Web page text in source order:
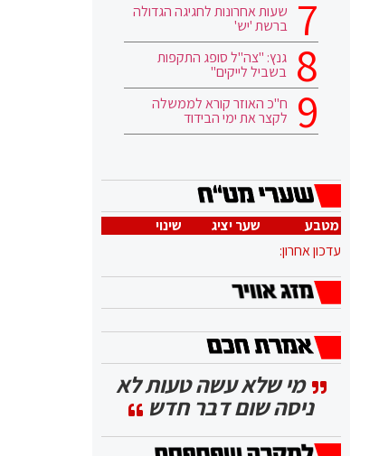
שעות אחרונות לחגיגה הגדולה
ברשת 'יש'
גנץ: "צה"ל סופג התקפות
בשביל לייקים"
ח"כ האוזר קורא לממשלה
לקצר את ימי הבידוד
מטבע שער יציג
שינוי
עדכון אחרון:
מי שלא עשה טעות לא
ניסה שום דבר חדש